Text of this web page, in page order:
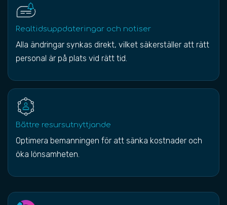
Realtidsuppdateringar och notiser
Alla ändringar synkas direkt, vilket säkerställer att rätt
personal är på plats vid rätt tid.
Bättre resursutnyttjande
Optimera bemanningen för att sänka kostnader och
öka lönsamheten.